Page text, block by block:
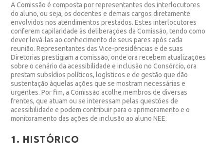
A Comissão é composta por representantes dos interlocutores
do aluno, ou seja, os docentes e demais cargos diretamente
envolvidos nos atendimentos prestados. Estes interlocutores
conferem capilaridade às deliberações da Comissão, tendo como
dever levá-las ao conhecimento de seus pares após cada
reunião. Representantes das Vice-presidências e de suas
Diretorias prestigiam a comissão, onde ora recebem atualizações
sobre o cenário da acessibilidade e inclusão no Consórcio, ora
prestam subsídios políticos, logísticos e de gestão que dão
sustentação àquelas ações que se mostram necessárias e
urgentes. Por fim, a Comissão acolhe membros de diversas
frentes, que atuam ou se interessam pelas questões de
acessibilidade e podem contribuir para o aprimoramento e o
monitoramento das ações de inclusão ao aluno NEE.
1. HISTÓRICO